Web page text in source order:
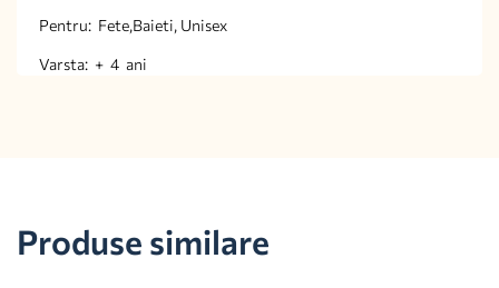
Pentru: Fete,Baieti, Unisex
Varsta: + 4 ani
Produse similare